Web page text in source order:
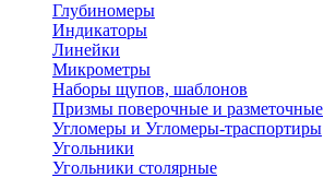
Глубиномеры
Индикаторы
Линейки
Микрометры
Наборы щупов, шаблонов
Призмы поверочные и разметочные
Угломеры и Угломеры-траспортиры
Угольники
Угольники столярные